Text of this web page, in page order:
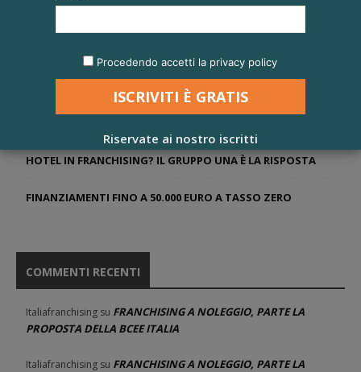
ARTICOLI RECENTI
ACQUA DELLE MARMORE, PARTE IL PROGETTO NEGOZI
HOTEL IN FRANCHISING? IL GRUPPO UNA È LA RISPOSTA
FINANZIAMENTI FINO A 50.000 EURO A TASSO ZERO
COMMENTI RECENTI
Italiafranchising su FRANCHISING A NOLEGGIO, PARTE LA
PROPOSTA DELLA BCEE ITALIA
Italiafranchising su FRANCHISING A NOLEGGIO, PARTE LA
Procedendo accetti la privacy policy
Riservate ai nostro iscritti